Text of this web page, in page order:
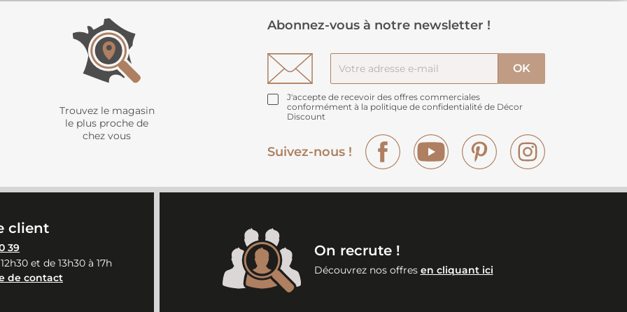
Trouvez le magasin
le plus proche de
chez vous
Abonnez-vous à notre newsletter !
J'accepte de recevoir des offres commerciales
conformément à la politique de confidentialité de Décor
Discount
Suivez-nous !
Facebook YouTube Pinterest
client
39
et de 13h30 à 17h
de contact
On recrute !
Découvrez nos offres en cliquant ici